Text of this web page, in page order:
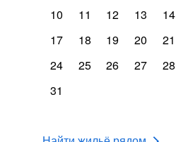
10
11 12 13 14
17
18 19 20 21
24
25 26 27 28
31